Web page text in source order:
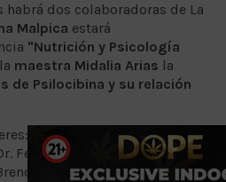
habrá dos colaboradoras de La
Malpica estará
"Nutrición y Psicología
la maestra Midalia Arias la
de Psilocibina y su relación
Dosificación
Fernando Márquez, yCocina
Lázaro.